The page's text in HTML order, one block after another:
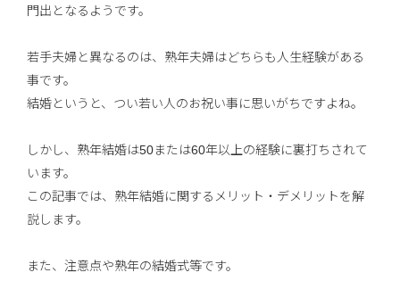
門出となるようです。
若手夫婦と異なるのは、熟年夫婦はどちらも人生経験がある
事です。
結婚というと、つい若い人のお祝い事に思いがちですよね。
しかし、熟年結婚は50または60年以上の経験に裏打ちされて
います。
この記事では、熟年結婚に関するメリット・デメリットを解
説します。
また、注意点や熟年の結婚式等です。